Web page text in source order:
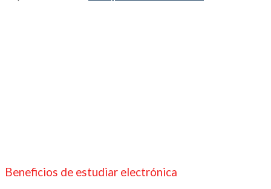
Beneficios de estudiar electrónica